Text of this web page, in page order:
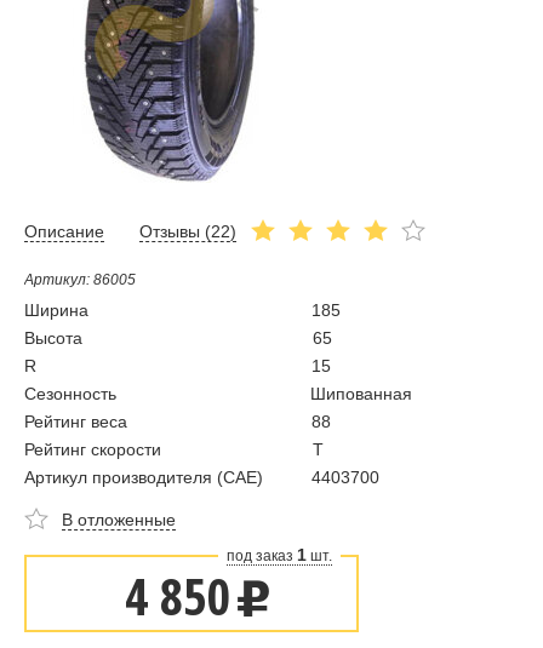
Описание Отзывы (22)
Артикул: 86005
Ширина
185
Высота
65
R
15
Сезонность
Шипованная
Рейтинг веса
88
Рейтинг скорости
T
Артикул производителя (CAE)
4403700
В отложенные
под заказ 1 шт.
4 850u